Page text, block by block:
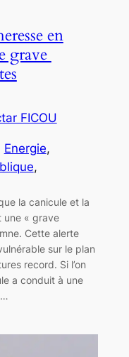
en
grave
FICOU
Energie
la canicule et la
une « grave
Cette alerte
sur le plan
record. Si l’on
a conduit à une